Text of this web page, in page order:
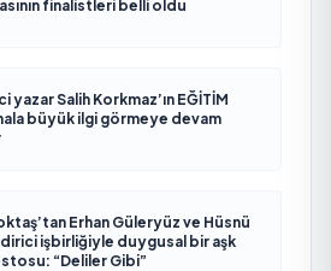
finalistleri belli oldu
yazar Salih Korkmaz’ın EĞİTİM
büyük ilgi görmeye devam
Erhan Güleryüz ve Hüsnü
işbirliğiyle duygusal bir aşk
“Deliler Gibi”